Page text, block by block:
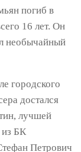
погиб в
16 лет. Он
необычайный
городского
достался
лучшей
из БК
Петрович